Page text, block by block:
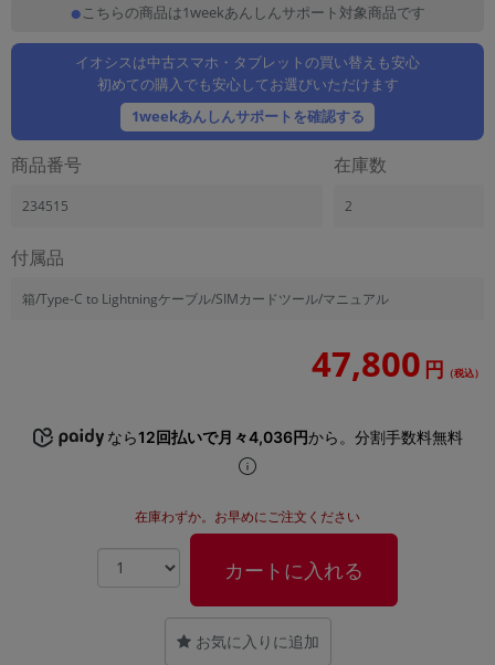
こちらの商品は1weekあんしんサポート対象商品です
イオシスは中古スマホ・タブレットの買い替えも安心
初めての購入でも安心してお選びいただけます
1weekあんしんサポートを確認する
商品番号
234515
在庫数
2
付属品
箱/Type-C to Lightningケーブル/SIMカードツール/マニュアル
47,800 円 （税込）
なら12回払いで月々4,036円から。分割手数料無料
在庫わずか。お早めにご注文ください
カートに入れる
お気に入りに追加
商品シリーズ名・ブランド名の絞り込み。
メーカー
製造、販売メーカーの絞り込み
「Apple」「SONY」「SHARP」など
商品の搭載機能による絞り込み
ドライブの絞り込み
ランク
OS